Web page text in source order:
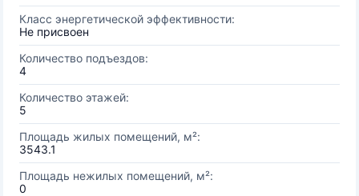
Класс энергетической эффективности:
Не присвоен
Количество подъездов:
4
Количество этажей:
5
Площадь жилых помещений, м²:
3543.1
Площадь нежилых помещений, м²:
0